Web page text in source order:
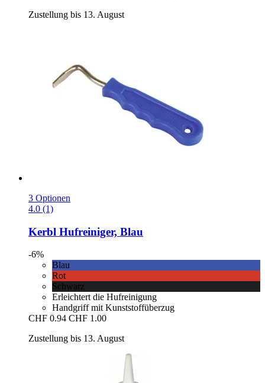
Zustellung bis 13. August
3 Optionen
4.0 (1)
Kerbl Hufreiniger, Blau
-6%
Blau
Rot
Schwarz
Erleichtert die Hufreinigung
Handgriff mit Kunststoffüberzug
CHF 0.94 CHF 1.00
Zustellung bis 13. August